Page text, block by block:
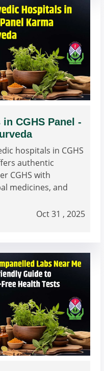
CGHS Panel -
hospitals in CGHS
authentic
CGHS with
medicines, and
Oct 31 , 2025